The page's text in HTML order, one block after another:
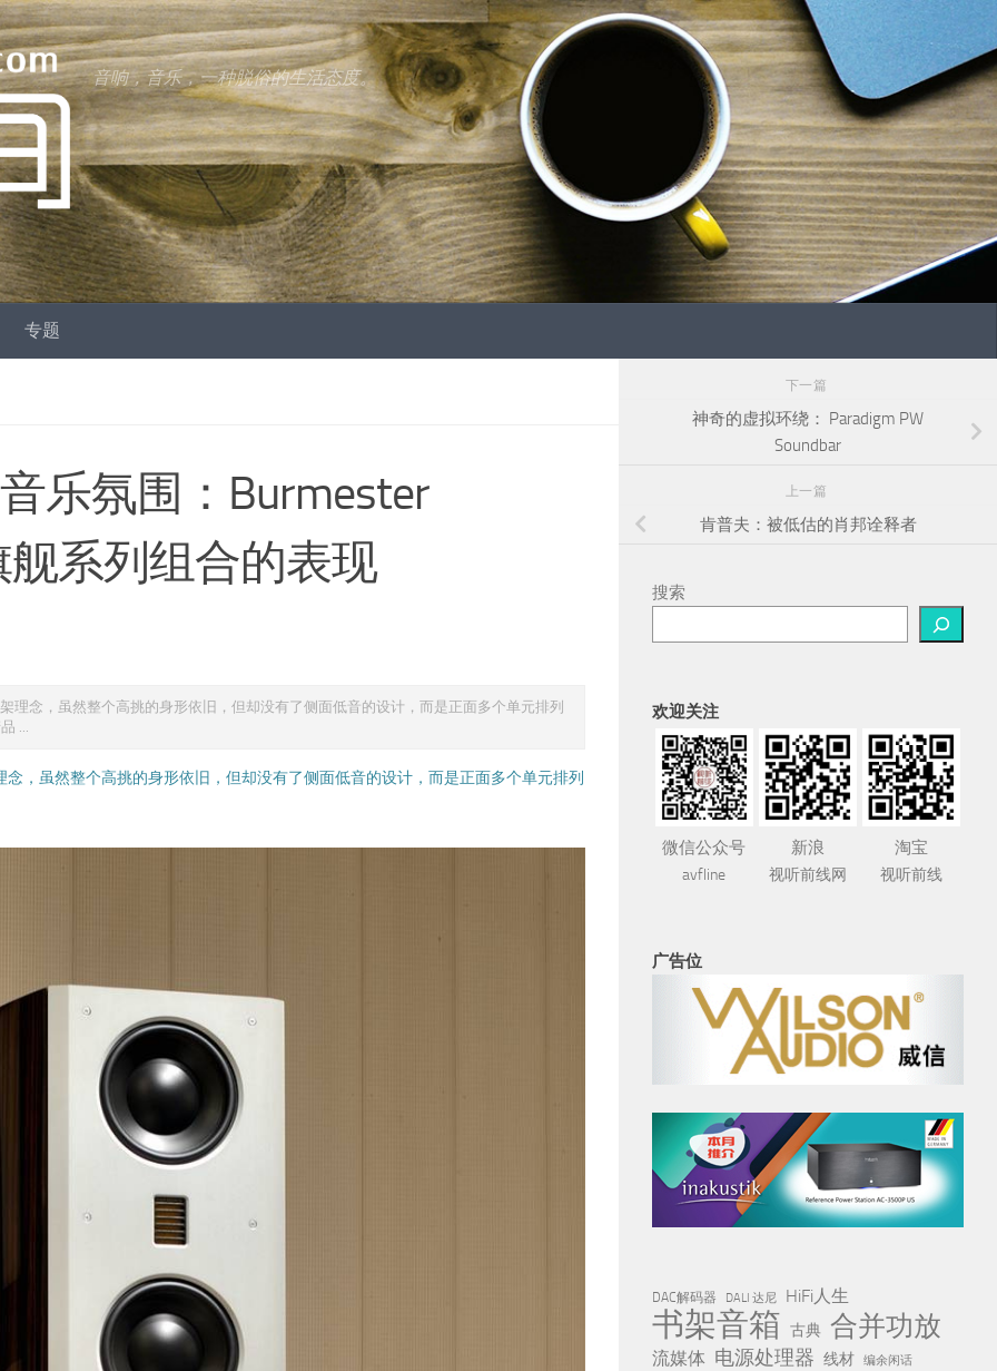
音响，音乐，一种脱俗的生活态度。
专题
乐氛围：Burmester
舰系列组合的表现
理念，虽然整个高挑的身形依旧，但却没有了侧面低音的设计，而是正面多个单元排列
...
，虽然整个高挑的身形依旧，但却没有了侧面低音的设计，而是正面多个单元排列
下一篇
神奇的虚拟环绕： Paradigm PW
Soundbar
上一篇
肯普夫：被低估的肖邦诠释者
搜索
欢迎关注
微信公众号
avfline
新浪
视听前线网
淘宝
视听前线
广告位
DAC解码器 DALI 达尼 HiFi人生
书架音箱 古典 合并功放
流媒体 电源处理器 线材 编余闲话